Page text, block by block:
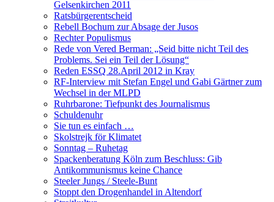
Gelsenkirchen 2011
Ratsbürgerentscheid
Rebell Bochum zur Absage der Jusos
Rechter Populismus
Rede von Vered Berman: „Seid bitte nicht Teil des
Problems. Sei ein Teil der Lösung“
Reden ESSQ 28.April 2012 in Kray
RF-Interview mit Stefan Engel und Gabi Gärtner zum
Wechsel in der MLPD
Ruhrbarone: Tiefpunkt des Journalismus
Schuldenuhr
Sie tun es einfach …
Skolstrejk för Klimatet
Sonntag – Ruhetag
Spackenberatung Köln zum Beschluss: Gib
Antikommunismus keine Chance
Steeler Jungs / Steele-Bunt
Stoppt den Drogenhandel in Altendorf